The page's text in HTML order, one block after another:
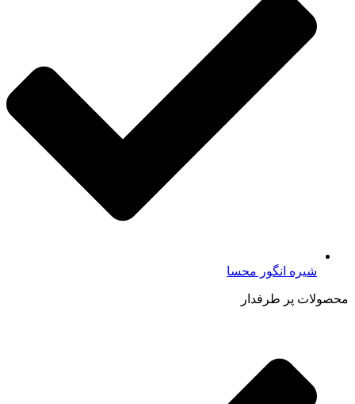
شیره انگور محسا
محصولات پر طرفدار